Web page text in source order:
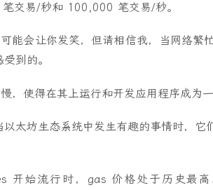
交易/秒和 100,000 笔交易/秒。
能会让你发笑，但请相信我，当网络繁
到的。
，使得在其上运行和开发应用程序成为一
太坊生态系统中发生有趣的事情时，它
开始流行时，gas 价格处于历史最